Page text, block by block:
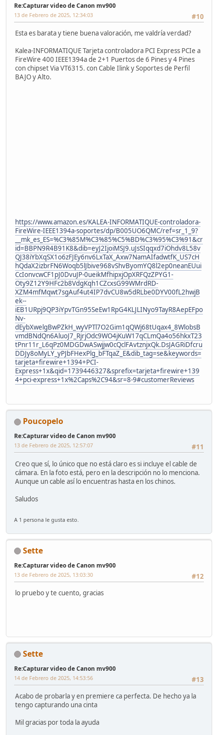
Re:Capturar video de Canon mv900
#10
13 de Febrero de 2025, 12:34:03
Esta es barata y tiene buena valoración, me valdría verdad?
Kalea-INFORMATIQUE Tarjeta controladora PCI Express PCIe a
FireWire 400 IEEE1394a de 2+1 Puertos de 6 Pines y 4 Pines
con chipset Via VT6315. con Cable Ilink y Soportes de Perfil
BAJO y Alto.
https://www.amazon.es/KALEA-INFORMATIQUE-controladora-
FireWire-IEEE1394a-soportes/dp/B005UO6QMC/ref=sr_1_9?
__mk_es_ES=%C3%85M%C3%85%C5%BD%C3%95%C3%91&cr
id=BBPN9R4B91K8&dib=eyJ2IjoiMSJ9.uJsSIqqxd7iOhdv8L58v
QJ38iYbXqSX1o6zFJEy6nv6LxTaX_Axw7NamAIfadwtfK_US7cH
hQdaX2izbrFN6Woqb5lJbive968vShvByomYQ8l2ep0neanEUui
CcIonvcwCF1pJ0DvuJP-0ueikMfhipxjOpXRFQzZPYG1-
Oty9Z12Y9HFc2b8VdgKqh1CZcxsG99WMrdRD-
XZM4mfMqwt7sgAuf4ut4IP7dvCU8w5dRLbe0DYV00fL2hwjB
ek--
iEB1URpj9QP3iYpvTGn95SeEw1RpG4KLJLINyo9TayR8AepEFpo
Nv-
dEybXwelgBwPZkH_wyVPTl7O2Gim1qQWj68tUqax4_8WlobsB
vmdBNdQn6AluoJ7_RjrjOdc9WO4jKuW17qCLmQa4o56hkxT23
tPnr11r_L6qPz0MDGDwASwjjw0cQclFAvtznjxQk.DsJAGRiDfcru
DDJy8oMyLY_yPJbFHexPlg_bFTqaZ_E&dib_tag=se&keywords=
tarjeta+firewire+1394+PCI-
Express+1x&qid=1739446327&sprefix=tarjeta+firewire+139
4+pci-express+1x%2Caps%2C94&sr=8-9#customerReviews
Poucopelo
Re:Capturar video de Canon mv900
#11
13 de Febrero de 2025, 12:57:07
Creo que sí, lo único que no está claro es si incluye el cable de
cámara. En la foto está, pero en la descripción no lo menciona.
Aunque un cable así lo encuentras hasta en los chinos.
Saludos
A 1 persona le gusta esto.
Sette
Re:Capturar video de Canon mv900
#12
13 de Febrero de 2025, 13:03:30
lo pruebo y te cuento, gracias
Sette
Re:Capturar video de Canon mv900
#13
14 de Febrero de 2025, 14:53:56
Acabo de probarla y en premiere ca perfecta. De hecho ya la
tengo capturando una cinta
Mil gracias por toda la ayuda